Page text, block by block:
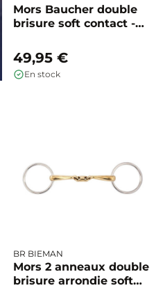
Mors Baucher double
brisure soft contact -
49,95 €
En stock
BR BIEMAN
Mors 2 anneaux double
brisure arrondie soft